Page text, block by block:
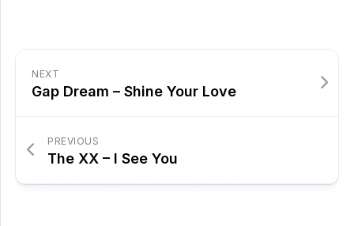
NEXT
Gap Dream – Shine Your Love
PREVIOUS
The XX – I See You